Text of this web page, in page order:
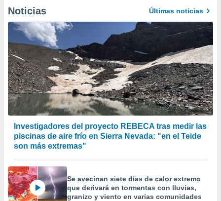
Noticias Últimas noticias
Investigadores del proyecto REBECA tras medir las
piscinas de aire frío en Sierra Nevada: "en el Teide
son más extremas"
Se avecinan siete días de calor extremo
que derivará en tormentas con lluvias,
granizo y viento en varias comunidades